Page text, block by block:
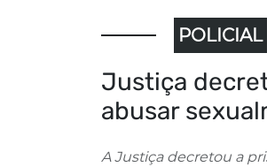
POLICIAL
Justiça
abusar
A Justiça decretou a